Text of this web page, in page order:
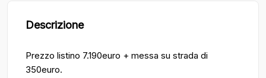
Descrizione
Prezzo listino 7.190euro + messa su strada di
350euro.